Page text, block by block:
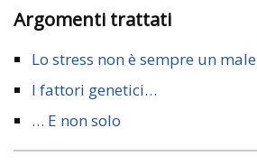
Argomenti trattati
Lo stress non è sempre un male
I fattori genetici…
… E non solo